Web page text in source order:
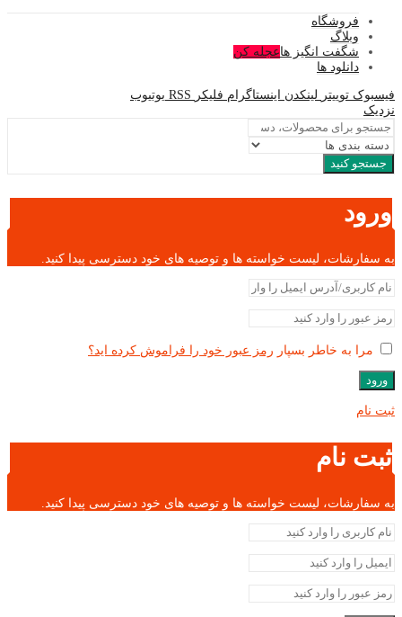
فروشگاه
وبلاگ
شگفت انگیز هاعجله کن
دانلود ها
فیسبوک توییتر لینکدن اینستاگرام فلیکر RSS یوتیوب
نزدیک
جستجو کنید
ورود
به سفارشات، لیست خواسته ها و توصیه های خود دسترسی پیدا کنید.
مرا به خاطر بسپار رمز عبور خود را فراموش کرده اید؟
ورود
ثبت نام
ثبت نام
به سفارشات، لیست خواسته ها و توصیه های خود دسترسی پیدا کنید.